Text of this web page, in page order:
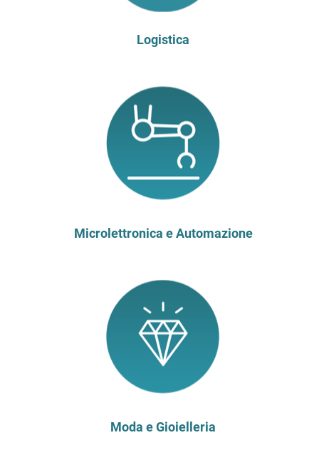
Logistica
Microlettronica e Automazione
Moda e Gioielleria